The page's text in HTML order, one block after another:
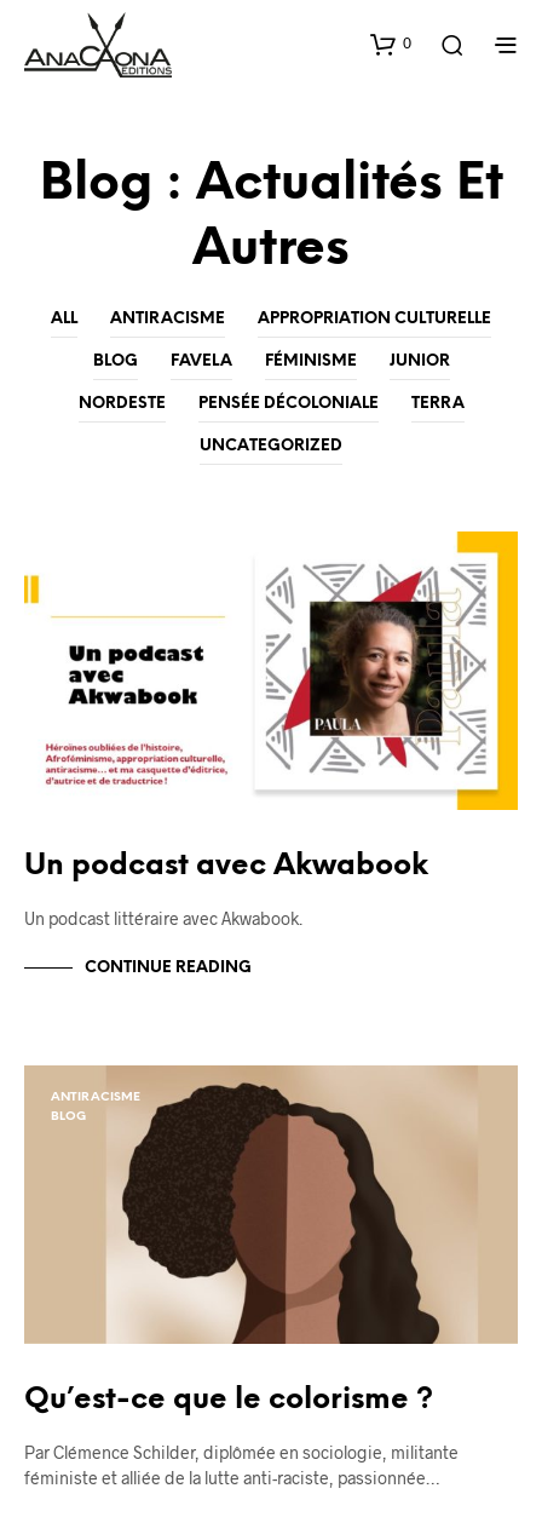
0
Blog : Actualités Et
Autres
ALL ANTIRACISME APPROPRIATION CULTURELLE
BLOG FAVELA FÉMINISME JUNIOR
NORDESTE PENSÉE DÉCOLONIALE TERRA
UNCATEGORIZED
Un podcast avec Akwabook
Un podcast littéraire avec Akwabook.
CONTINUE READING
ANTIRACISME
BLOG
Qu’est-ce que le colorisme ?
Par Clémence Schilder, diplômée en sociologie, militante
féministe et alliée de la lutte anti-raciste, passionnée…